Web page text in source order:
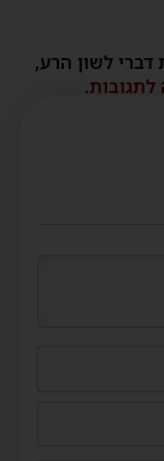
דברי לשון הרע,
לתגובות.